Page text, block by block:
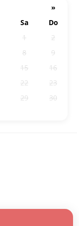
»
Sa
Do
1
2
8
9
15
16
22
23
29
30